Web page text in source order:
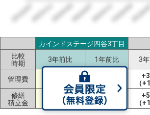
2023/072023/112024/032024/072024/112025/03
カインドステージ四谷3丁目
比較
時期
3年前比 1年前比 3
管理費
（-19%）
（+10%）
（
修繕
積立金
+117円
（+115%）
+19円
（+10%）
（